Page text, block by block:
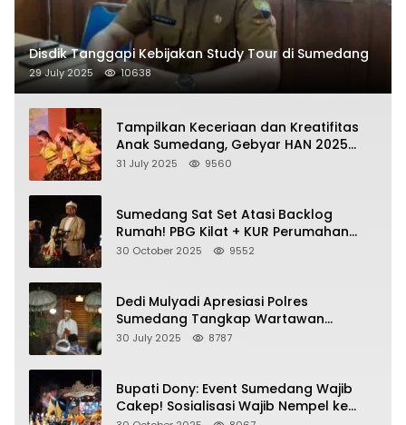
Disdik Tanggapi Kebijakan Study Tour di Sumedang
29 July 2025 10638
Tampilkan Keceriaan dan Kreatifitas
Anak Sumedang, Gebyar HAN 2025
Dihadiri Bupati dan Wabup
31 July 2025 9560
Sumedang Sat Set Atasi Backlog
Rumah! PBG Kilat + KUR Perumahan
Jadi Kunci!
30 October 2025 9552
Dedi Mulyadi Apresiasi Polres
Sumedang Tangkap Wartawan
Gadungan Pemeras Kades
30 July 2025 8787
Bupati Dony: Event Sumedang Wajib
Cakep! Sosialisasi Wajib Nempel ke